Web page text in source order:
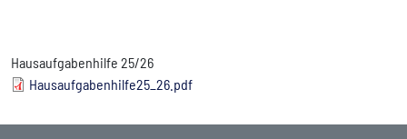
Name
Hausaufgabenhilfe 25/26
Document
Hausaufgabenhilfe25_26.pdf